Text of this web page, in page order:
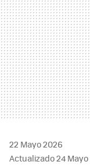
22 Mayo 2026
Actualizado 24 Mayo